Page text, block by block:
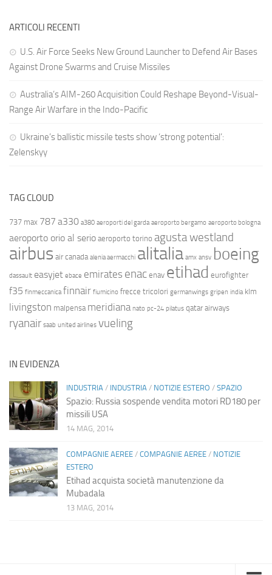
ARTICOLI RECENTI
U.S. Air Force Seeks New Ground Launcher to Defend Air Bases
Against Drone Swarms and Cruise Missiles
Australia’s AIM-260 Acquisition Could Reshape Beyond-Visual-
Range Air Warfare in the Indo-Pacific
Ukraine’s ballistic missile tests show ‘strong potential’:
Zelenskyy
TAG CLOUD
737 max 787 a330 a380 aeroporti del garda aeroporto bergamo aeroporto bologna
aeroporto orio al serio aeroporto torino agusta westland
airbus air canada alenia aermacchi alitalia amx ansv boeing
dassault easyjet ebace emirates enac enav etihad eurofighter
f35 finmeccanica finnair fiumicino frecce tricolori germanwings gripen india klm
livingston malpensa meridiana nato pc-24 pilatus qatar airways
ryanair saab united airlines vueling
IN EVIDENZA
INDUSTRIA / INDUSTRIA / NOTIZIE ESTERO / SPAZIO
Spazio: Russia sospende vendita motori RD180 per
missili USA
14 MAG, 2014
COMPAGNIE AEREE / COMPAGNIE AEREE / NOTIZIE
ESTERO
Etihad acquista società manutenzione da
Mubadala
13 MAG, 2014